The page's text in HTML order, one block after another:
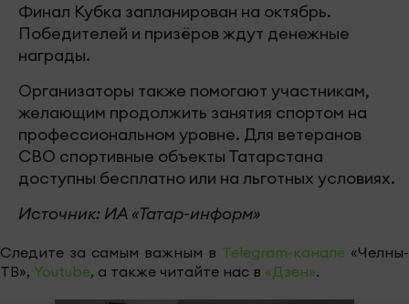
Финал Кубка запланирован на октябрь.
Победителей и призёров ждут денежные
награды.
Организаторы также помогают участникам,
желающим продолжить занятия спортом на
профессиональном уровне. Для ветеранов
СВО спортивные объекты Татарстана
доступны бесплатно или на льготных условиях.
Источник: ИА «Татар-информ»
Следите за самым важным в Telegram-канале «Челны-
ТВ», Youtube, а также читайте нас в «Дзен».